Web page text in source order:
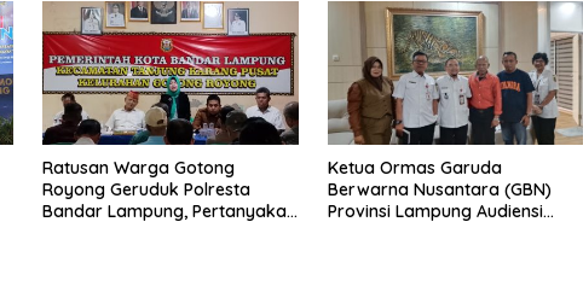
Ratusan Warga Gotong
Royong Geruduk Polresta
Bandar Lampung, Pertanyakan
Ketua Ormas Garuda
Berwarna Nusantara (GBN)
Provinsi Lampung Audiensi